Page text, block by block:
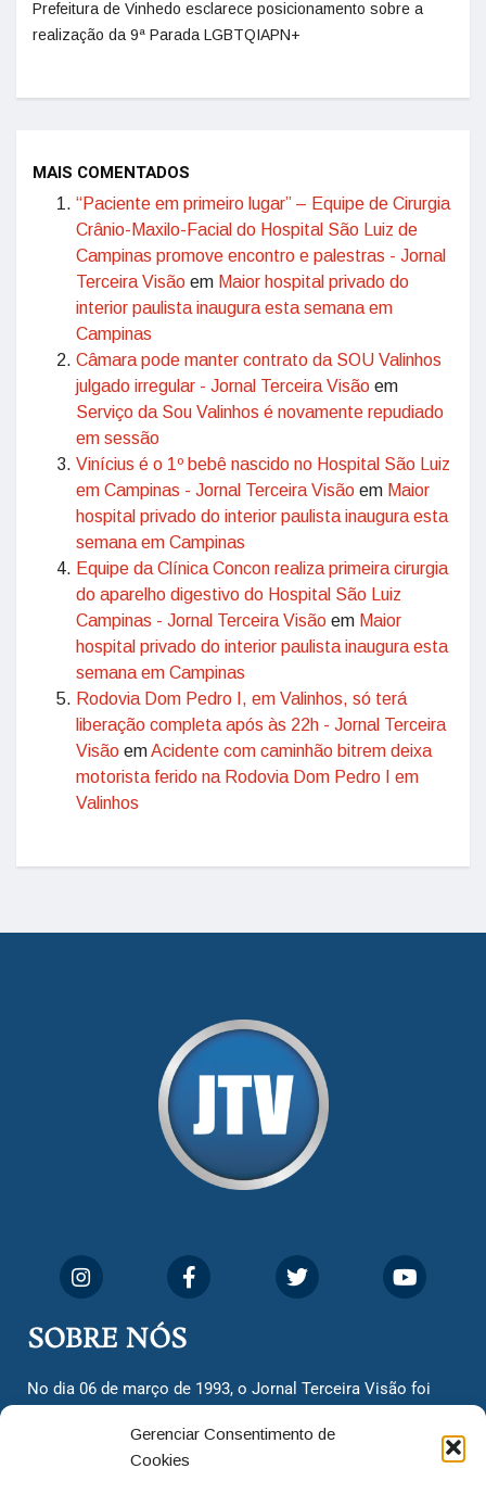
Gerenciar Consentimento de
Cookies
Prefeitura de Vinhedo esclarece posicionamento sobre a
realização da 9ª Parada LGBTQIAPN+
MAIS COMENTADOS
“Paciente em primeiro lugar” – Equipe de Cirurgia
Crânio-Maxilo-Facial do Hospital São Luiz de
Campinas promove encontro e palestras - Jornal
Terceira Visão em Maior hospital privado do
interior paulista inaugura esta semana em
Campinas
Câmara pode manter contrato da SOU Valinhos
julgado irregular - Jornal Terceira Visão em
Serviço da Sou Valinhos é novamente repudiado
em sessão
Vinícius é o 1º bebê nascido no Hospital São Luiz
em Campinas - Jornal Terceira Visão em Maior
hospital privado do interior paulista inaugura esta
semana em Campinas
Equipe da Clínica Concon realiza primeira cirurgia
do aparelho digestivo do Hospital São Luiz
Campinas - Jornal Terceira Visão em Maior
hospital privado do interior paulista inaugura esta
semana em Campinas
Rodovia Dom Pedro I, em Valinhos, só terá
liberação completa após às 22h - Jornal Terceira
Visão emAcidente com caminhão bitrem deixa
motorista ferido na Rodovia Dom Pedro I em
Valinhos
SOBRE NÓS
No dia 06 de março de 1993, o Jornal Terceira Visão foi
cidadãos valinhenses, já que naquela época só existiam
dois jornais. Há mais de 30 anos, o jornal continua